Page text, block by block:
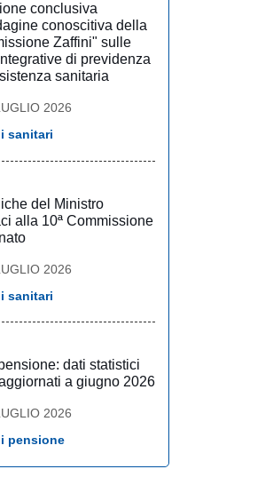
conclusiva
conoscitiva della
Zaffini" sulle
di previdenza
sanitaria
2026
sanitari
del Ministro
alla 10ª Commissione
2026
sanitari
dati statistici
a giugno 2026
2026
pensione